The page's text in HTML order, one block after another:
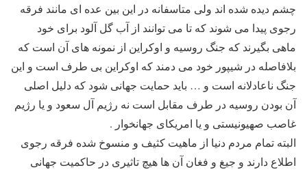
چشم دیده شده اند ولی متاسفانه در این بین عده ای مانند فرقه
رجوی پیدا می شوند که تا می توانند از آب گل آلود برای خود
ماهی بگیرند که جنگ روسیه و اوکراین از نمونه های آن است که
بلافاصله در شیپور خود می دمند که اوکراین بی طرف است و این
جنگ ناعادلانه است و … باید حمایت جهانی شود که دلیل اصلی
آن بودن روسیه در طرف مقابل است نه رژیم آل سعود و یا رژیم
غاصب صهیونیستی و یا امریکای جهانخوار .
البته تمام مردم دنیا از ماهیت کثیف و منسوخ شده فرقه رجوی
اطلاع دارند و جیغ و فغان آن ها هیچ تاثیری در حاکمیت جهانی